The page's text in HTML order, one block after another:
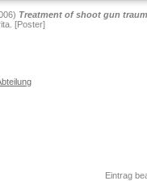
Treatment of shoot gun
[Poster]
Eintrag